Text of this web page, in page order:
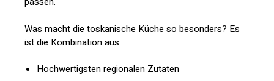
Was macht die toskanische Küche so besonders? Es
ist die Kombination aus:
Hochwertigsten regionalen Zutaten